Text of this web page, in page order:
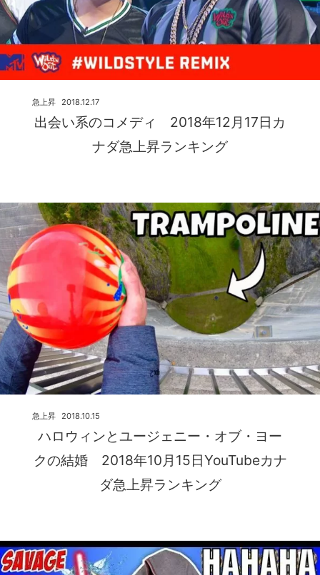
出会い系のコメディ 2018年12月17日カ
ナダ急上昇ランキング
2018.12.17
急上昇
ハロウィンとユージェニー・オブ・ヨー
クの結婚 2018年10月15日YouTubeカナ
ダ急上昇ランキング
2018.10.15
急上昇